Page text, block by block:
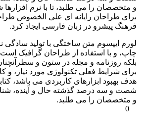
و متخصصان را می طلبد، تا با نرم افزارها
برای طراحان رایانه ای علی الخصوص
فرهنگ پیشرو در زبان فارسی ایجاد کرد.
لورم ایپسوم متن ساختگی با تولید سادگی
چاپ، و با استفاده از طراحان گرافیک
بلکه روزنامه و مجله در ستون و
برای شرایط فعلی تکنولوژی مورد نیاز، و
هدف بهبود ابزارهای کاربردی می باشد،
شصت و سه درصد گذشته حال و آینده،
و متخصصان را می طلبد.
0